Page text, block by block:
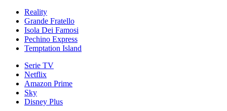
Reality
Grande Fratello
Isola Dei Famosi
Pechino Express
Temptation Island
Serie TV
Netflix
Amazon Prime
Sky
Disney Plus